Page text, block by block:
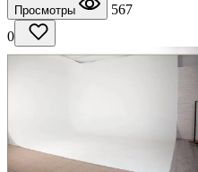
Просмотры
567
0